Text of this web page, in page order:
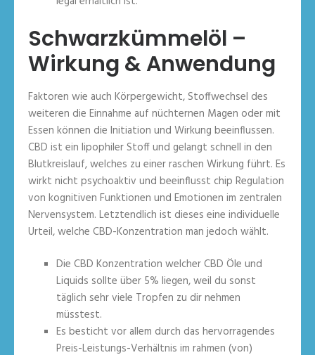
Schwarzkümmelöl –
Wirkung & Anwendung
Faktoren wie auch Körpergewicht, Stoffwechsel des
weiteren die Einnahme auf nüchternen Magen oder mit
Essen können die Initiation und Wirkung beeinflussen.
CBD ist ein lipophiler Stoff und gelangt schnell in den
Blutkreislauf, welches zu einer raschen Wirkung führt. Es
wirkt nicht psychoaktiv und beeinflusst chip Regulation
von kognitiven Funktionen und Emotionen im zentralen
Nervensystem. Letztendlich ist dieses eine individuelle
Urteil, welche CBD-Konzentration man jedoch wählt.
Die CBD Konzentration welcher CBD Öle und
Liquids sollte über 5% liegen, weil du sonst
täglich sehr viele Tropfen zu dir nehmen
müsstest.
Es besticht vor allem durch das hervorragendes
Preis-Leistungs-Verhältnis im rahmen (von)